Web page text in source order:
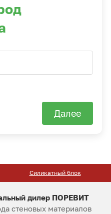
Далее
Тротуарная плитка
дилер ПОРЕВИТ
стеновых материалов